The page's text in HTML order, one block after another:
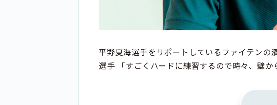
平野夏海選手をサポートしているファイテンの
選手 「すごくハードに練習するので時々、壁